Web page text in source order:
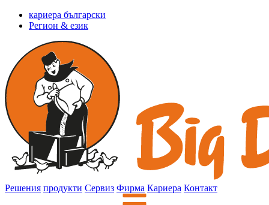
кариера български
Регион & език
Решения продукти Сервиз Фирма Кариера Контакт